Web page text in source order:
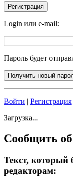
Login или e-mail:
Пароль будет
Войти | Регистрация
Загрузка...
Сообщить об
Текст, который
редакторам: